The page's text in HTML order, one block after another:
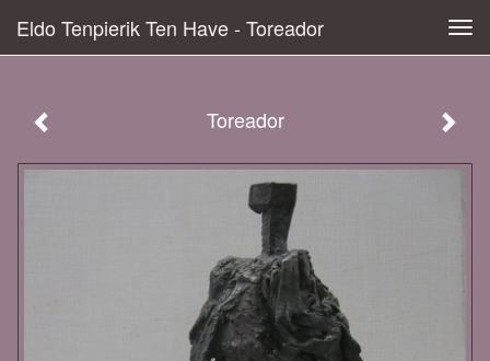
Eldo Tenpierik Ten Have - Toreador
Toreador